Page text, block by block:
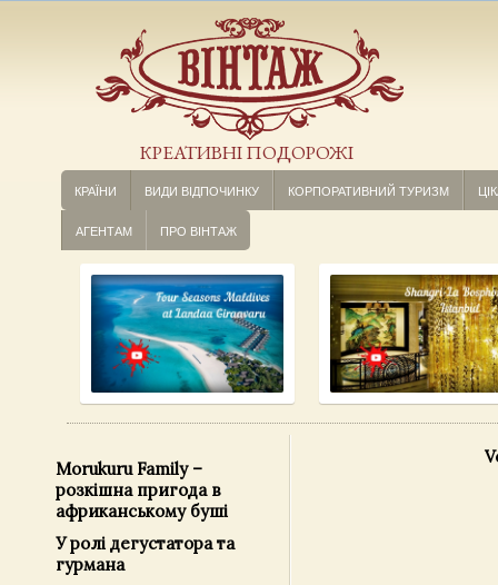
КРЕАТИВНІ ПОДОРОЖІ
КРАЇНИ ВИДИ ВІДПОЧИНКУ КОРПОРАТИВНИЙ ТУРИЗМ
АГЕНТАМ ПРО ВІНТАЖ
Morukuru Family –
розкішна пригода в
африканському буші
У ролі дегустатора та
гурмана